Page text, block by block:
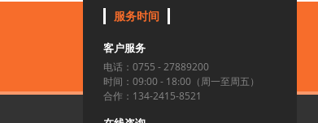
服务时间
客户服务
电话：0755 - 27889200
时间：09:00 - 18:00（周一至周五）
合作：134-2415-8521